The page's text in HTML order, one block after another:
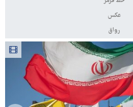
عکس
رواق